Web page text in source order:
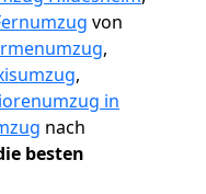
von
,
,
in
nach
besten